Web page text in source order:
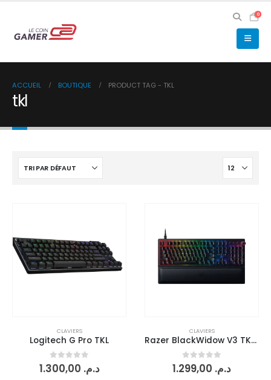
0
ACCUEIL BOUTIQUE PRODUCT TAG - TKL
tkl
CLAVIERS
Logitech G Pro TKL
0sur 5 د.م.
CLAVIERS
Razer BlackWidow V3 TKL (switches Razer Green)
0sur 5 د.م.